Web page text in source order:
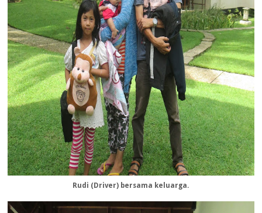
Rudi (Driver) bersama keluarga.